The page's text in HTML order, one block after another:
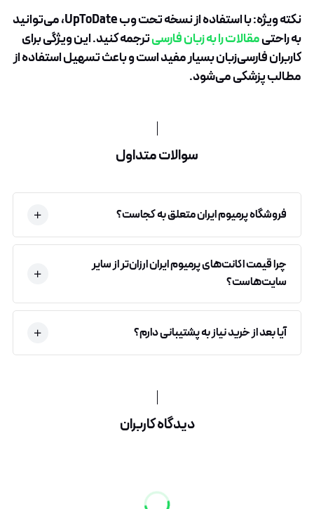
نکته ویژه
: با استفاده از نسخه تحت وب UpToDate، می‌توانید
به راحتیمقالات را به زبان فارسیترجمه کنید. این ویژگی برای
کاربران فارسی‌زبان بسیار مفید است و باعث تسهیل استفاده از
مطالب پزشکی می‌شود.
سوالات متداول
فروشگاه پرمیوم ایران متعلق به کجاست؟
چرا قیمت اکانت‌های پرمیوم ایران ارزان‌تر از سایر
سایت‌هاست؟
آیا بعد از خرید نیاز به پشتیبانی دارم؟
دیدگاه کاربران